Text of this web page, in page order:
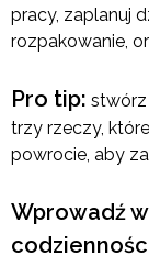
pracy, zaplanuj
rozpakowanie,
Pro tip: stwórz
trzy rzeczy,
powrocie, aby
Wprowadź